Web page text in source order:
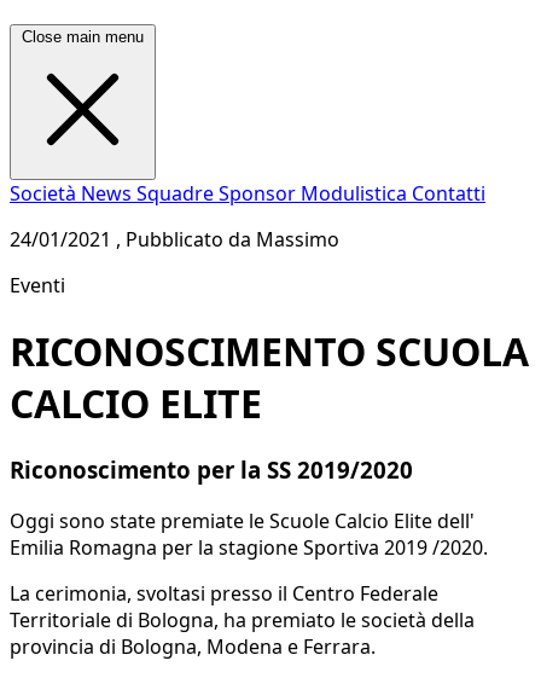
Close main menu
Società News SquadreSponsor Modulistica Contatti
24/01/2021 , Pubblicato da Massimo
Eventi
RICONOSCIMENTO SCUOLA
CALCIO ELITE
Riconoscimento per la SS 2019/2020
Oggi sono state premiate le Scuole Calcio Elite dell'
Emilia Romagna per la stagione Sportiva 2019 /2020.
La cerimonia, svoltasi presso il Centro Federale
Territoriale di Bologna, ha premiato le società della
provincia di Bologna, Modena e Ferrara.